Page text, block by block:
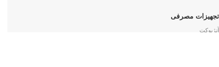
تجهیزات مصرفی
آنژیوکت